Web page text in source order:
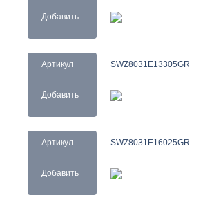
Добавить
Артикул
Добавить
SWZ8031E13305GR
Артикул
Добавить
SWZ8031E16025GR